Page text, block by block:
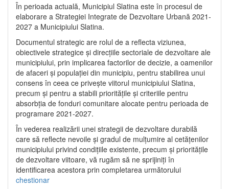
În perioada actuală, Municipiul Slatina este în procesul de
elaborare a Strategiei Integrate de Dezvoltare Urbană 2021‐
2027 a Municipiului Slatina.
Documentul strategic are rolul de a reflecta viziunea,
obiectivele strategice și direcțiile sectoriale de dezvoltare ale
municipiului, prin implicarea factorilor de decizie, a oamenilor
de afaceri și populației din municipiu, pentru stabilirea unui
consens în ceea ce privește viitorul municipiului Slatina,
precum și pentru a stabili prioritățile și criteriile pentru
absorbția de fonduri comunitare alocate pentru perioada de
programare 2021-2027.
În vederea realizării unei strategii de dezvoltare durabilă
care să reflecte nevoile și gradul de mulțumire al cetățenilor
municipiului privind condițiile existente, precum și prioritățile
de dezvoltare viitoare, vă rugăm să ne sprijiniți în
identificarea acestora prin completarea următorului
chestionar